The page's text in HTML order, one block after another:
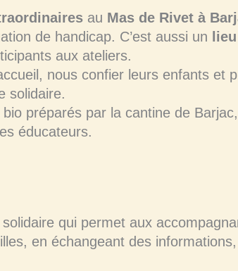
au Mas de Rivet à
de handicap. C’est aussi un
aux ateliers.
nous confier leurs enfants et
solidaire.
préparés par la cantine de
éducateurs.
qui permet aux
en échangeant des